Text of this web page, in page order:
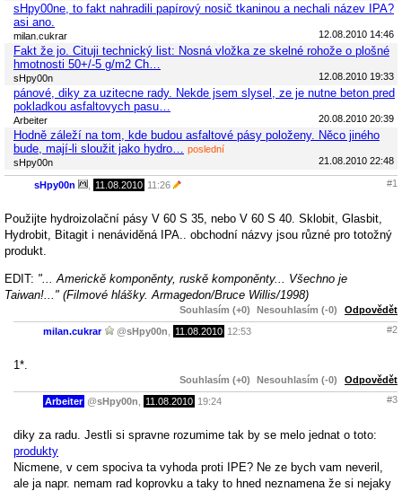
sHpy00ne, to fakt nahradili papírový nosič tkaninou a nechali název IPA?
asi ano.
milan.cukrar 12.08.2010 14:46
Fakt že jo. Cituji technický list: Nosná vložka ze skelné rohože o plošné
hmotnosti 50+/-5 g/m2 Ch…
sHpy00n 12.08.2010 19:33
pánové, diky za uzitecne rady. Nekde jsem slysel, ze je nutne beton pred
pokladkou asfaltovych pasu…
Arbeiter 20.08.2010 20:39
Hodně záleží na tom, kde budou asfaltové pásy položeny. Něco jiného
bude, mají-li sloužit jako hydro…
poslední
sHpy00n
21.08.2010 22:48
sHpy00n 11.08.2010 11:26 #1
Použijte hydroizolační pásy V 60 S 35, nebo V 60 S 40. Sklobit, Glasbit,
Hydrobit, Bitagit i nenáviděná IPA.. obchodní názvy jsou různé pro totožný
produkt.
EDIT: "... Americkě komponěnty, ruskě komponěnty... Všechno je
Taiwan!..." (Filmové hlášky. Armagedon/Bruce Willis/1998)
Souhlasím (+0) Nesouhlasím (-0) Odpovědět
milan.cukrar @sHpy00n 11.08.2010 12:53 #2
1*.
Souhlasím (+0) Nesouhlasím (-0) Odpovědět
Arbeiter @sHpy00n 11.08.2010 19:24 #3
diky za radu. Jestli si spravne rozumime tak by se melo jednat o toto:
produkty
Nicmene, v cem spociva ta vyhoda proti IPE? Ne ze bych vam neveril,
ale ja napr. nemam rad koprovku a taky to hned neznamena že si nejaky